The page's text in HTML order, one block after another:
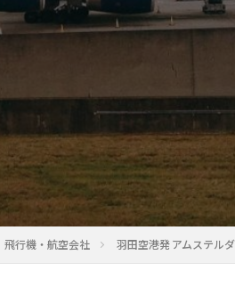
飛行機・航空会社 羽田空港発 アムステル